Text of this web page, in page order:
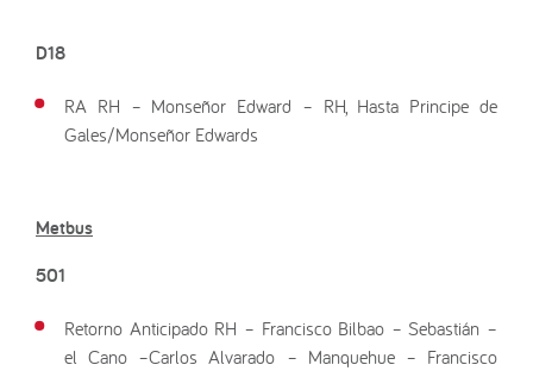
D18
RA RH – Monseñor Edward – RH, Hasta Principe de
Gales/Monseñor Edwards
Metbus
501
Retorno Anticipado RH – Francisco Bilbao – Sebastián –
el Cano –Carlos Alvarado – Manquehue – Francisco